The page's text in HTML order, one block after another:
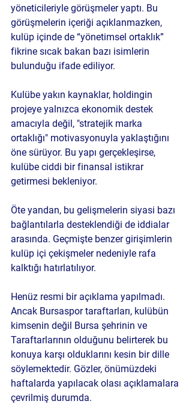
yöneticileriyle görüşmeler yaptı. Bu
görüşmelerin içeriği açıklanmazken,
kulüp içinde de “yönetimsel ortaklık”
fikrine sıcak bakan bazı isimlerin
bulunduğu ifade ediliyor.
Kulübe yakın kaynaklar, holdingin
projeye yalnızca ekonomik destek
amacıyla değil, "stratejik marka
ortaklığı" motivasyonuyla yaklaştığını
öne sürüyor. Bu yapı gerçekleşirse,
kulübe ciddi bir finansal istikrar
getirmesi bekleniyor.
Öte yandan, bu gelişmelerin siyasi bazı
bağlantılarla desteklendiği de iddialar
arasında. Geçmişte benzer girişimlerin
kulüp içi çekişmeler nedeniyle rafa
kalktığı hatırlatılıyor.
Henüz resmi bir açıklama yapılmadı.
Ancak Bursaspor taraftarları, kulübün
kimsenin değil Bursa şehrinin ve
Taraftarlarının olduğunu belirterek bu
konuya karşı olduklarını kesin bir dille
söylemektedir. Gözler, önümüzdeki
haftalarda yapılacak olası açıklamalara
çevrilmiş durumda.